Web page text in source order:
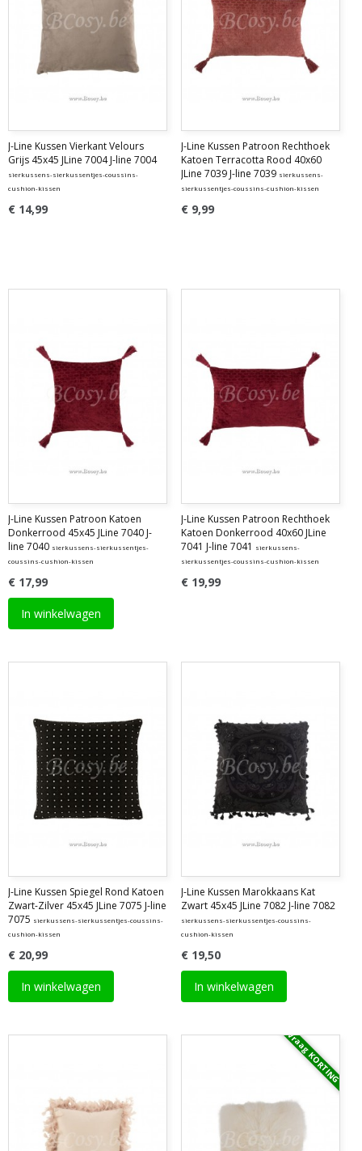
J-Line Kussen Vierkant Velours
Grijs 45x45 JLine 7004 J-line 7004
sierkussens-sierkussentjes-coussins-
cushion-kissen
€ 14,99
J-Line Kussen Patroon Rechthoek
Katoen Terracotta Rood 40x60
JLine 7039 J-line 7039 sierkussens-
sierkussentjes-coussins-cushion-kissen
€ 9,99
J-Line Kussen Patroon Katoen
Donkerrood 45x45 JLine 7040 J-
line 7040 sierkussens-sierkussentjes-
coussins-cushion-kissen
€ 17,99
In winkelwagen
J-Line Kussen Patroon Rechthoek
Katoen Donkerrood 40x60 JLine
7041 J-line 7041
sierkussens-
sierkussentjes-coussins-cushion-kissen
€ 19,99
J-Line Kussen Spiegel Rond Katoen
Zwart-Zilver 45x45 JLine 7075 J-line
7075 sierkussens-sierkussentjes-coussins-
cushion-kissen
€ 20,99
In winkelwagen
J-Line Kussen Marokkaans Kat
Zwart 45x45 JLine 7082 J-line 7082
sierkussens-sierkussentjes-coussins-
cushion-kissen
€ 19,50
In winkelwagen
Vraag KORTING